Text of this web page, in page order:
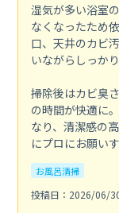
湿気が多い浴室
なくなったため
口、天井のカビ
いながらしっか
掃除後はカビ臭
の時間が快適に
なり、清潔感の
にプロにお願い
お風呂清掃
投稿日：2026/06/